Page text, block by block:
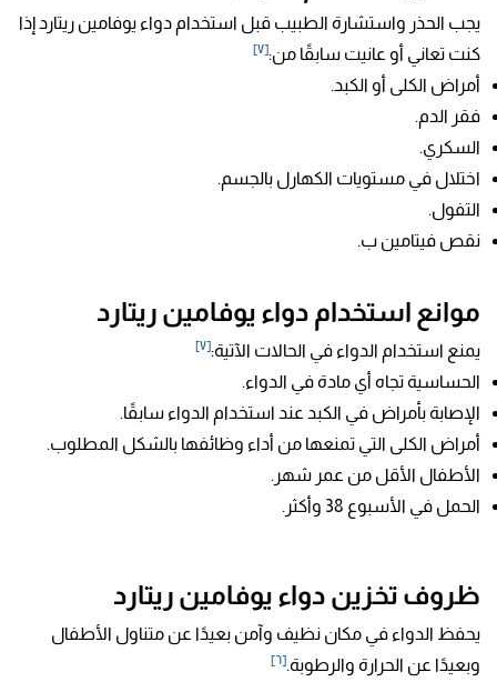
يجب الحذر واستشارة الطبيب قبل استخدام دواء يوفامين ريتارد إذا
كنت تعاني أو عانيت سابقًا من:[٧]
أمراض الكلى أو الكبد.
فقر الدم.
السكري.
اختلال في مستويات الكهارل بالجسم.
التفول.
نقص فيتامين ب.
موانع استخدام دواء يوفامين ريتارد
يمنع استخدام الدواء في الحالات الآتية:[٧]
الحساسية تجاه أي مادة في الدواء.
الإصابة بأمراض في الكبد عند استخدام الدواء سابقًا.
أمراض الكلى التي تمنعها من أداء وظائفها بالشكل المطلوب.
الأطفال الأقل من عمر شهر.
الحمل في الأسبوع 38 وأكثر.
ظروف تخزين دواء يوفامين ريتارد
يحفظ الدواء في مكان نظيف وآمن بعيدًا عن متناول الأطفال
وبعيدًا عن الحرارة والرطوبة.[٦]